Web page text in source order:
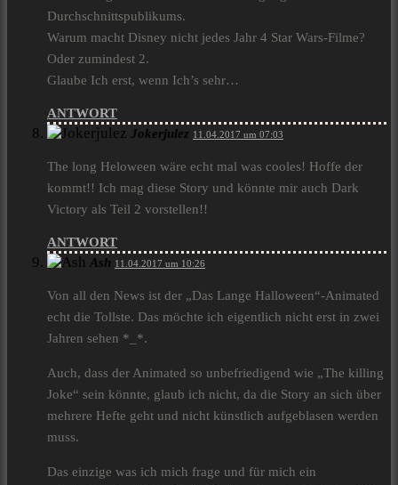
Durchschnittspublikums.
Warum macht Disney nicht jedes Jahr 4 Star Wars-Filme?
Oder zumindest 2.
Glaube Ich erst, wenn Ich’s sehr…
ANTWORT
Jokerjulez 11.04.2017 um 07:03
The long Heloween wäre echt mal was cooles! Hoffe der
kommt!! Ich mag diese Story und könnte mir auch Dark
Victory als Teil 2 vorstellen!!
ANTWORT
Ash 11.04.2017 um 10:26
Von all den News ist der „Das Lange Halloween“-Animated
echt die Tollste. Das möchte ich eigentlich nicht erst in zwei
Jahren sehen *_*.
Auch, dass der Animated so unbefriedigend wie „The killing
Joke“ sein könnte, glaub ich nicht, da die Story an sich über
mehrere Hefte geht und nicht künstlich aufgeblasen werden
muss.
Das einzige was ich mich frage und für mich ein